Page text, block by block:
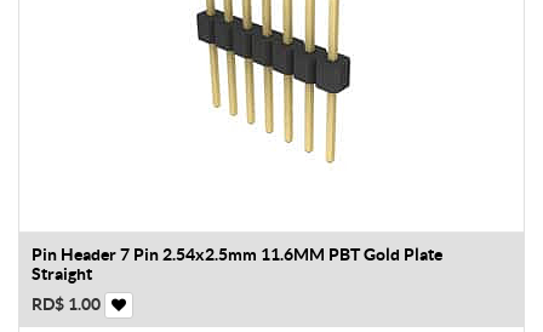
Pin Header 7 Pin 2.54x2.5mm 11.6MM PBT Gold Plate
Straight
RD$ 1.00